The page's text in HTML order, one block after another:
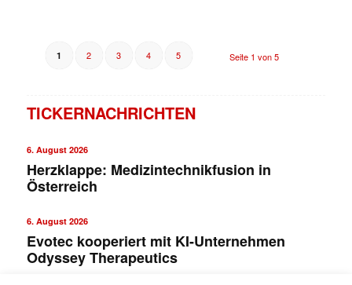
Seite 1 von 5
1 2 3 4 5
TICKERNACHRICHTEN
6. August 2026
Herzklappe: Medizintechnikfusion in
Österreich
6. August 2026
Evotec kooperiert mit KI-Unternehmen
Odyssey Therapeutics